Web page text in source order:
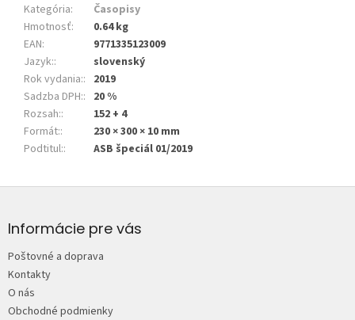
Kategória:
Časopisy
Hmotnosť:
0.64 kg
EAN:
9771335123009
Jazyk::
slovenský
Rok vydania:: 2019
Sadzba DPH:: 20 %
Rozsah::
152 + 4
Formát::
230 × 300 × 10 mm
Podtitul:: ASB špeciál 01/2019
p
e
Informácie pre vás
Poštovné a doprava
Kontakty
O nás
Obchodné podmienky